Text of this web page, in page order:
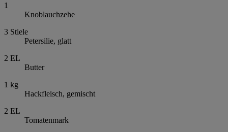
1
Knoblauchzehe
3 Stiele
Petersilie, glatt
2 EL
Butter
1 kg
Hackfleisch, gemischt
2 EL
Tomatenmark